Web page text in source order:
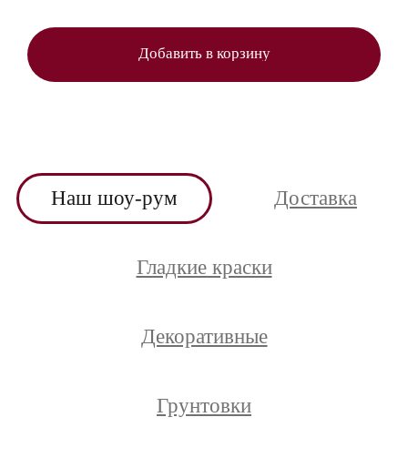
Добавить в корзину
Наш шоу-рум Доставка
Гладкие краски
Декоративные
Грунтовки